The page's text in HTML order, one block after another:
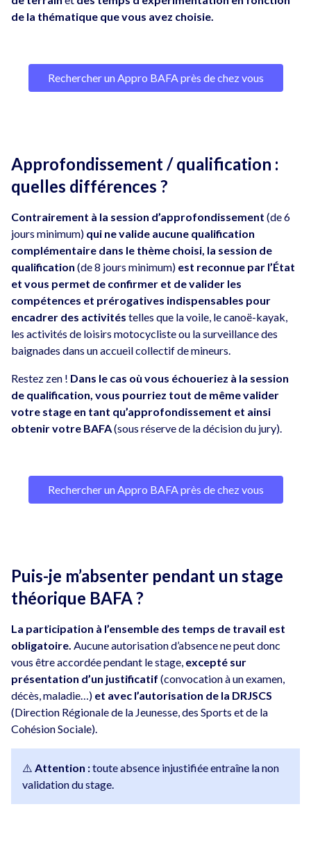
de la thématique que vous avez choisie.
Rechercher un Appro BAFA près de chez vous
Approfondissement / qualification :
quelles différences ?
Contrairement à la session d’approfondissement (de 6
jours minimum) qui ne valide aucune qualification
complémentaire dans le thème choisi, la session de
qualification (de 8 jours minimum) est reconnue par l’État
et vous permet de confirmer et de valider les
compétences et prérogatives indispensables pour
encadrer des activités telles que la voile, le canoë-kayak,
les activités de loisirs motocycliste ou la surveillance des
baignades dans un accueil collectif de mineurs.
Restez zen ! Dans le cas où vous échoueriez à la session
de qualification, vous pourriez tout de même valider
votre stage en tant qu’approfondissement et ainsi
obtenir votre BAFA(sous réserve de la décision du jury).
Rechercher un Appro BAFA près de chez vous
Puis-je m’absenter pendant un stage
théorique BAFA ?
La participation à l’ensemble des temps de travail est
obligatoire. Aucune autorisation d’absence ne peut donc
vous être accordée pendant le stage, excepté sur
présentation d’un justificatif (convocation à un examen,
décès, maladie…) et avec l’autorisation de la DRJSCS
(Direction Régionale de la Jeunesse, des Sports et de la
Cohésion Sociale).
⚠️ Attention :toute absence injustifiée entraîne la non
validation du stage.